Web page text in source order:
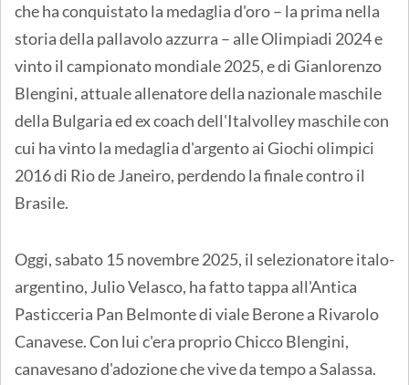
che ha conquistato la medaglia d'oro – la prima nella
storia della pallavolo azzurra – alle Olimpiadi 2024 e
vinto il campionato mondiale 2025, e di Gianlorenzo
Blengini, attuale allenatore della nazionale maschile
della Bulgaria ed ex coach dell'Italvolley maschile con
cui ha vinto la medaglia d'argento ai Giochi olimpici
2016 di Rio de Janeiro, perdendo la finale contro il
Brasile.
Oggi, sabato 15 novembre 2025, il selezionatore italo-
argentino, Julio Velasco, ha fatto tappa all'Antica
Pasticceria Pan Belmonte di viale Berone a Rivarolo
Canavese. Con lui c'era proprio Chicco Blengini,
canavesano d'adozione che vive da tempo a Salassa.